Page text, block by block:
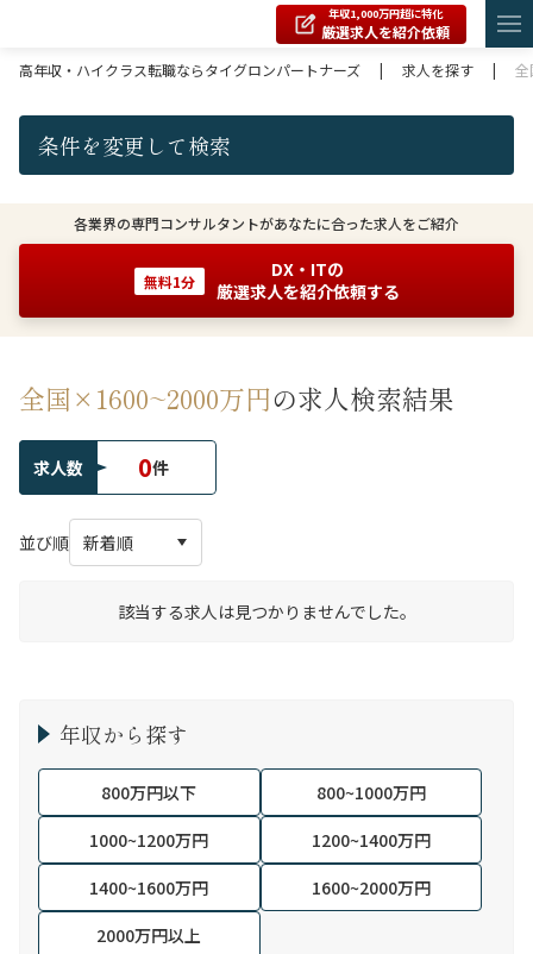
年収1,000万円超に特化
厳選求人を紹介依頼
高年収・ハイクラス転職ならタイグロンパートナーズ
| 求人を探す |
条件を変更して検索
各業界の専門コンサルタントがあなたに合った求人をご紹介
無料1分
DX・ITの
厳選求人を紹介依頼する
全国×1600~2000万円の求人検索結果
求人数 0件
並び順
該当する求人は見つかりませんでした。
年収から探す
800万円以下
800~1000万円
1000~1200万円
1200~1400万円
1400~1600万円
1600~2000万円
2000万円以上